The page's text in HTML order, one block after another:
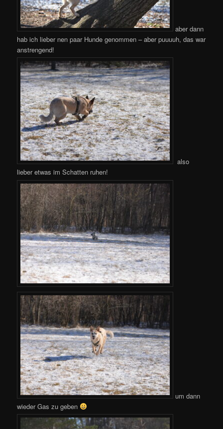
aber dann
hab ich lieber nen paar Hunde genommen – aber puuuuh, das war
anstrengend!
also
lieber etwas im Schatten ruhen!
um dann
wieder Gas zu geben